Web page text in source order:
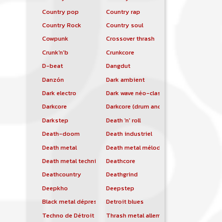
Country pop
Country rap
Country Rock
Country soul
Cowpunk
Crossover thrash
Crunk'n'b
Crunkcore
D-beat
Dangdut
Danzón
Dark ambient
Dark electro
Dark wave néo-classique
Darkcore
Darkcore (drum and bass)
Darkstep
Death 'n' roll
Death-doom
Death industriel
Death metal
Death metal mélodique
Death metal techniqueDeathcore
Deathcountry
Deathgrind
Deepkho
Deepstep
Black metal dépressif Detroit blues
Techno de Détroit
Thrash metal allemand